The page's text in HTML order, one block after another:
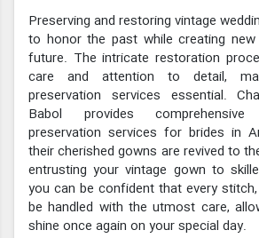
Preserving and restoring vintage
to honor the past while creating
future. The intricate restoration
care and attention to detail,
preservation services essential.
Babol provides
preservation services for brides in
their cherished gowns are revived to
entrusting your vintage gown to
you can be confident that every
be handled with the utmost care,
shine once again on your special day.